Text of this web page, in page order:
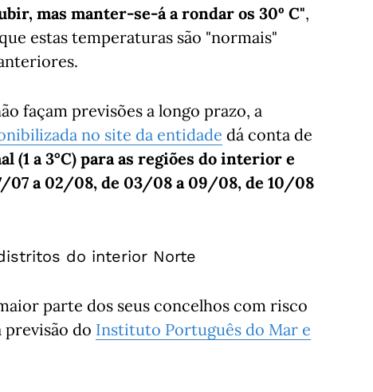
mas manter-se-á a rondar os 30º C",
estas temperaturas são "normais"
façam previsões a longo prazo, a
no site da entidade dá conta de
(1 a 3°C) para as regiões do interior e
07 a 02/08, de 03/08 a 09/08, de 10/08
do interior Norte
parte dos seus concelhos com risco
do Instituto Português do Mar e